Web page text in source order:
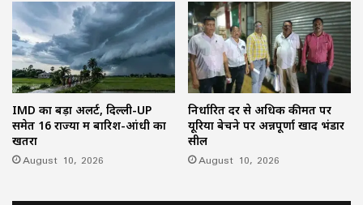
IMD का बड़ा अलर्ट, दिल्ली-UP
समेत 16 राज्यों में बारिश-आंधी का
खतरा
August 10, 2026
निर्धारित दर से अधिक कीमत पर
यूरिया बेचने पर अन्नपूर्णा खाद भंडार
सील
August 10, 2026